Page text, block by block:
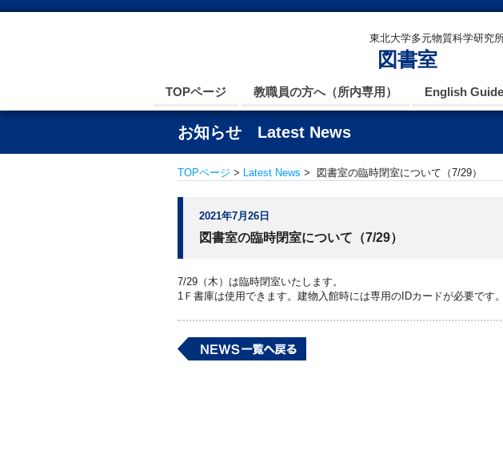
東北大学多元物質科学研究
図書室
TOPページ 教職員の方へ（所内専用） English Guide
お知らせ Latest News
TOPページ > Latest News > 図書室の臨時閉室について（7/29）
2021年7月26日
図書室の臨時閉室について（7/29）
7/29（木）は臨時閉室いたします。
1Ｆ書庫は使用できます。建物入館時には専用のIDカードが必要です。